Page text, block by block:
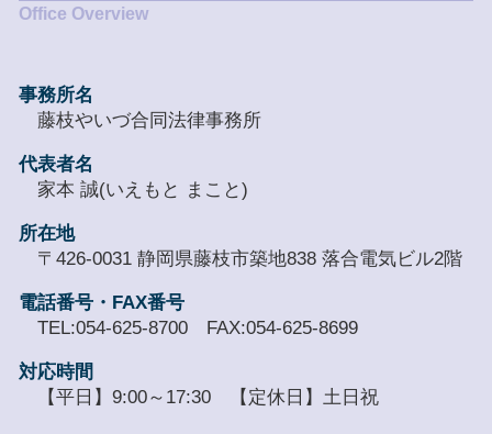
事務所名
藤枝やいづ合同法律事務所
代表者名
家本 誠(いえもと まこと)
所在地
〒426-0031 静岡県藤枝市築地838 落合電気ビル2階
電話番号・FAX番号
TEL:054-625-8700 FAX:054-625-8699
対応時間
【平日】9:00～17:30 【定休日】土日祝